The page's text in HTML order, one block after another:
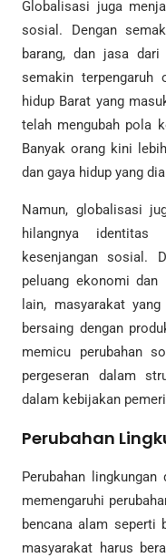
Globalisasi juga
sosial. Dengan
barang, dan jasa
semakin terpengaruh
hidup Barat yang
telah mengubah pola
Banyak orang kini
dan gaya hidup yang
Namun, globalisasi
hilangnya
kesenjangan sosial.
peluang ekonomi
lain, masyarakat
bersaing dengan
memicu perubahan
pergeseran dalam
dalam kebijakan
Perubahan
Perubahan
memengaruhi
bencana alam seperti
masyarakat harus